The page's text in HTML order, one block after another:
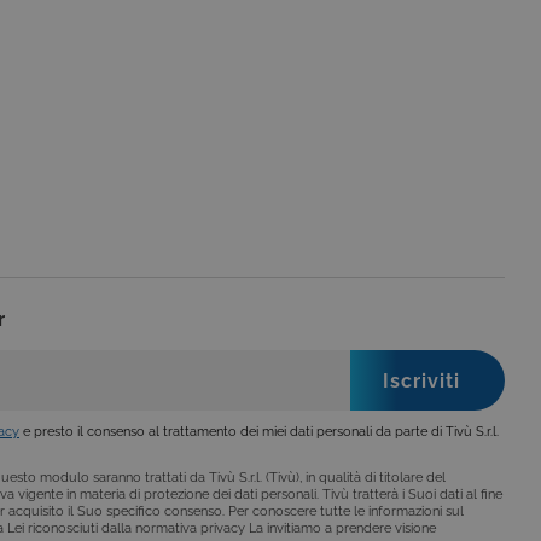
e presto il consenso al trattamento dei miei dati personali da parte di Tivù S.r.l.
modulo saranno trattati da Tivù S.r.l. (Tivù), in qualità di titolare del
vigente in materia di protezione dei dati personali. Tivù tratterà i Suoi dati al fine
il Suo specifico consenso. Per conoscere tutte le informazioni sul
riconosciuti dalla normativa privacy La invitiamo a prendere visione
impostati solo in
come la corretta
ai criteri da te
avvisati riguardo alla
il banner dei cookie
da siti scritti con
mantenere una